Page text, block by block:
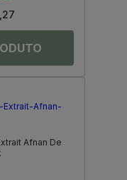
Afnan De